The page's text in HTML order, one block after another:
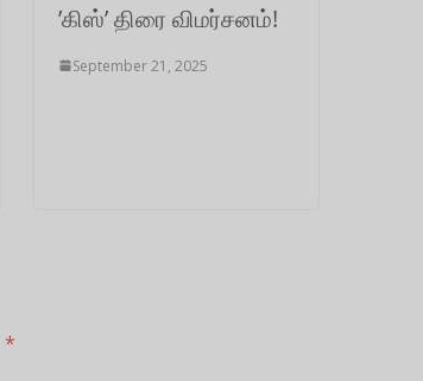
’கிஸ்’ திரை விமர்சனம்!
September 21, 2025
*